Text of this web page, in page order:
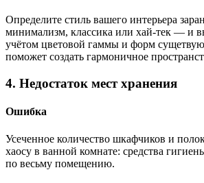
Определите стиль вашего интерьера
минимализм, классика или хай-тек — и
учётом цветовой гаммы и форм
поможет создать гармоничное
4. Недостаток мест хранения
Ошибка
Усеченное количество шкафчиков и
хаосу в ванной комнате: средства
по весьму помещению.